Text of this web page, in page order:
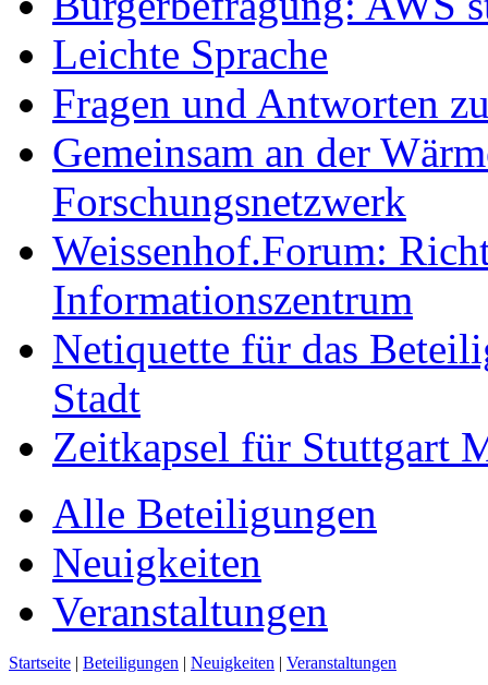
Leichte Sprache
Fragen und Antworten
Gemeinsam an der
Forschungsnetzwerk
Weissenhof.Forum:
Informationszentrum
Netiquette für das
Stadt
Zeitkapsel für Stuttgart
Alle Beteiligungen
Neuigkeiten
Veranstaltungen
Startseite | Beteiligungen | Neuigkeiten | Veranstaltungen